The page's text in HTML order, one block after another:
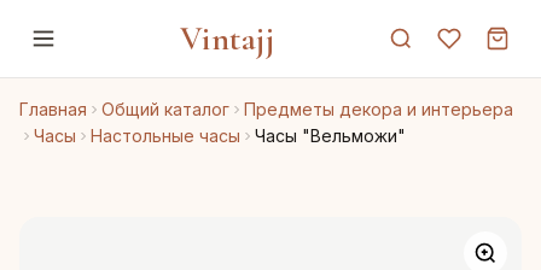
Vintajj
Главная Общий каталог
Предметы декора и интерьера
Часы
Настольные часы Часы "Вельможи"